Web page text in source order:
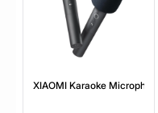
XIAOMI Karaoke Microphone